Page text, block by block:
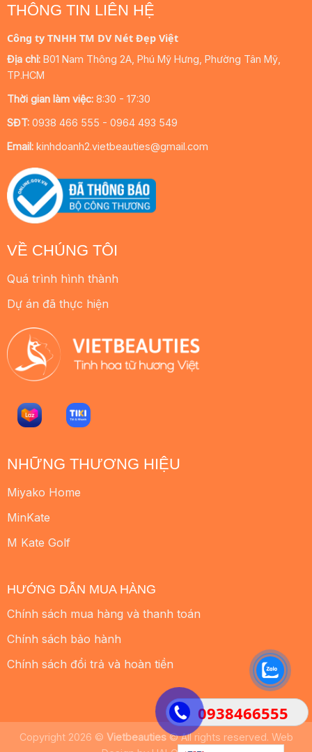
0938466555
VỀ CHÚNG TÔI
Quá trình hình thành
Dự án đã thực hiện
NHỮNG THƯƠNG HIỆU
Miyako Home
MinKate
M Kate Golf
HƯỚNG DẪN MUA HÀNG
Chính sách mua hàng và thanh toán
Chính sách bảo hành
Chính sách đổi trả và hoàn tiền
THÔNG TIN LIÊN HỆ
Công ty TNHH TM DV Nét Đẹp Việt
Địa chỉ: B01 Nam Thông 2A, Phú Mỹ Hưng, Phường Tân Mỹ,
TP.HCM
Thời gian làm việc:8:30 - 17:30
SĐT:0938 466 555 - 0964 493 549
Email:kinhdoanh2.vietbeauties@gmail.com
Copyright 2026 © Vietbeauties© All rights reserved. Web